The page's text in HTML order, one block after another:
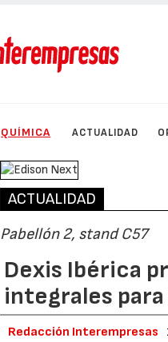
QUÍMICA ACTUALIDAD
ACTUALIDAD
Pabellón 2, stand C57
Dexis Ibérica
integrales
Redacción Interempresas